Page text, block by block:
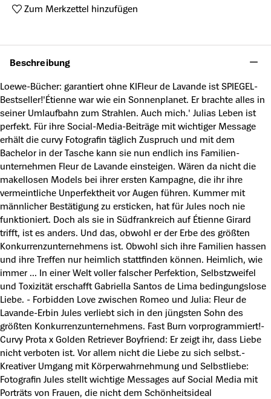
Zum Merkzettel hinzufügen
Beschreibung
Loewe-Bücher: garantiert ohne KIFleur de Lavande ist SPIEGEL-
Bestseller!'Étienne war wie ein Sonnenplanet. Er brachte alles in
seiner Umlaufbahn zum Strahlen. Auch mich.' Julias Leben ist
perfekt. Für ihre Social-Media-Beiträge mit wichtiger Message
erhält die curvy Fotografin täglich Zuspruch und mit dem
Bachelor in der Tasche kann sie nun endlich ins Familien-
unternehmen Fleur de Lavande einsteigen. Wären da nicht die
makellosen Models bei ihrer ersten Kampagne, die ihr ihre
vermeintliche Unperfektheit vor Augen führen. Kummer mit
männlicher Bestätigung zu ersticken, hat für Jules noch nie
funktioniert. Doch als sie in Südfrankreich auf Étienne Girard
trifft, ist es anders. Und das, obwohl er der Erbe des größten
Konkurrenzunternehmens ist. Obwohl sich ihre Familien hassen
und ihre Treffen nur heimlich stattfinden können. Heimlich, wie
immer ... In einer Welt voller falscher Perfektion, Selbstzweifel
und Toxizität erschafft Gabriella Santos de Lima bedingungslose
Liebe. - Forbidden Love zwischen Romeo und Julia: Fleur de
Lavande-Erbin Jules verliebt sich in den jüngsten Sohn des
größten Konkurrenzunternehmens. Fast Burn vorprogrammiert!-
Curvy Prota x Golden Retriever Boyfriend: Er zeigt ihr, dass Liebe
nicht verboten ist. Vor allem nicht die Liebe zu sich selbst.-
Kreativer Umgang mit Körperwahrnehmung und Selbstliebe:
Fotografin Jules stellt wichtige Messages auf Social Media mit
Porträts von Frauen, die nicht dem Schönheitsideal